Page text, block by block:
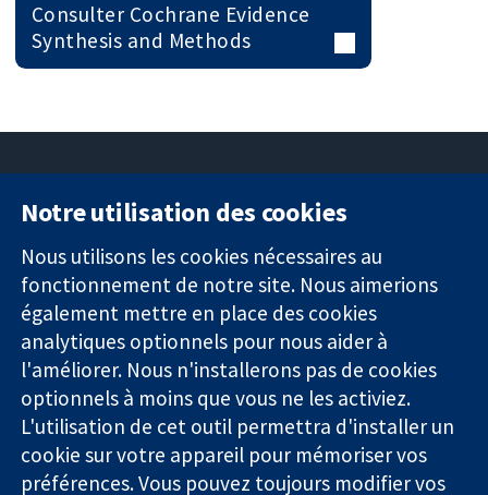
Consulter Cochrane Evidence
Synthesis and Methods
Des données
probantes.
Des décisions
éclairées.
Une meilleure
santé.
11-13 Cavendish
Square
Londres
W1G0AN
Royaume-Uni
nous
Actualités
Service de
presse
Qui sommes-
nous
Offres
d'emploi
Library
Notre utilisation des cookies
Nous utilisons les cookies nécessaires au
fonctionnement de notre site. Nous aimerions
également mettre en place des cookies
analytiques optionnels pour nous aider à
l'améliorer. Nous n'installerons pas de cookies
optionnels à moins que vous ne les activiez.
L'utilisation de cet outil permettra d'installer un
cookie sur votre appareil pour mémoriser vos
préférences. Vous pouvez toujours modifier vos